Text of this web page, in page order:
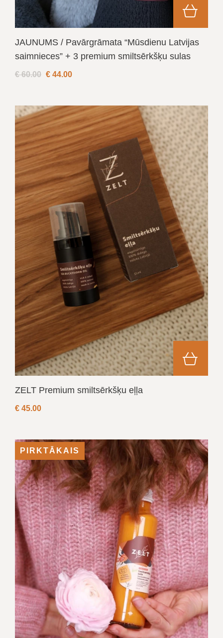
JAUNUMS / Pavārgrāmata “Mūsdienu Latvijas
saimnieces” + 3 premium smiltsērkšķu sulas
€ 60.00 € 44.00
ZELT Premium smiltsērkšķu eļļa
€ 45.00
PIRKTĀKAIS